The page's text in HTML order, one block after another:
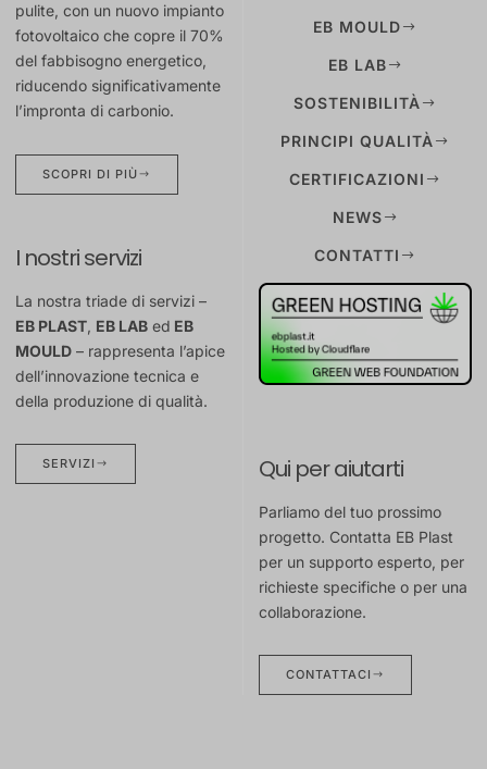
pulite, con un nuovo impianto
fotovoltaico che copre il 70%
del fabbisogno energetico,
riducendo significativamente
l’impronta di carbonio.
SCOPRI DI PIÙ
I nostri servizi
La nostra triade di servizi –
EB PLAST EB LAB ed EB
MOULD – rappresenta l’apice
dell’innovazione tecnica e
della produzione di qualità.
SERVIZI
EB MOULD
EB LAB
SOSTENIBILITÀ
PRINCIPI QUALITÀ
CERTIFICAZIONI
NEWS
CONTATTI
Qui per aiutarti
Parliamo del tuo prossimo
progetto. Contatta EB Plast
per un supporto esperto, per
richieste specifiche o per una
collaborazione.
CONTATTACI